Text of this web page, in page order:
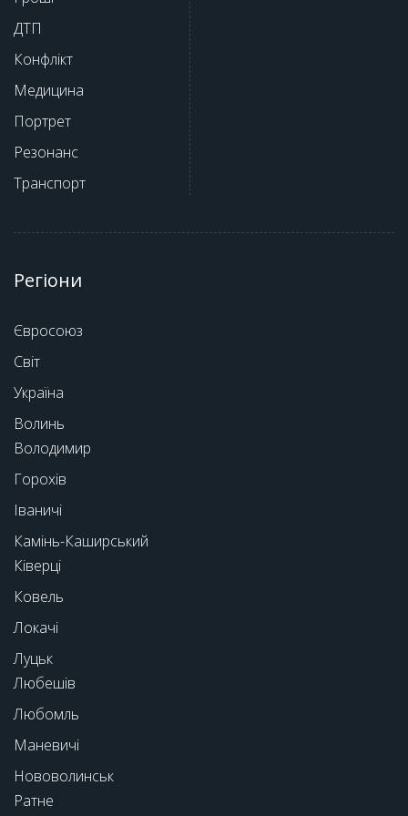
ДТП
Конфлікт
Медицина
Портрет
Резонанс
Транспорт
Регіони
Євросоюз
Світ
Україна
Волинь
Володимир
Горохів
Іваничі
Камінь-Каширський
Ківерці
Ковель
Локачі
Луцьк
Любешів
Любомль
Маневичі
Нововолинськ
Ратне